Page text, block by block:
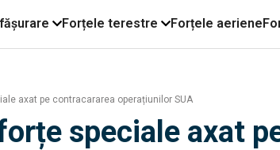
Forțele terestre Forțele aeriene
axat pe contracararea operațiunilor SUA
speciale axat